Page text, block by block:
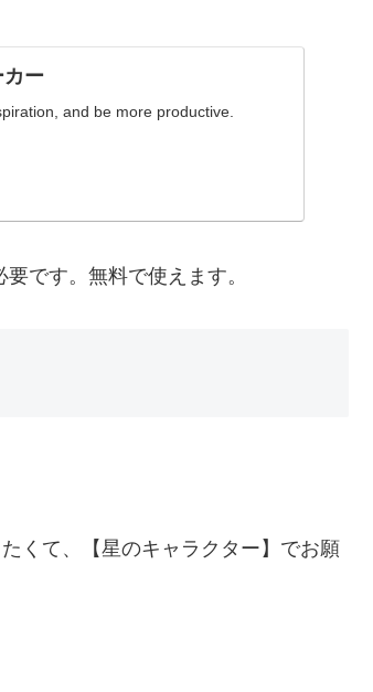
ー
and be more productive.
です。無料で使えます。
くて、【星のキャラクター】でお願